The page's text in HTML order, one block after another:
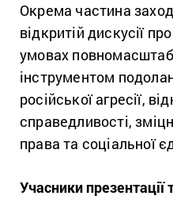
Окрема частина
відкритій дискусії
умовах
інструментом
російської агресії,
справедливості,
права та соціальної
Учасники презентації